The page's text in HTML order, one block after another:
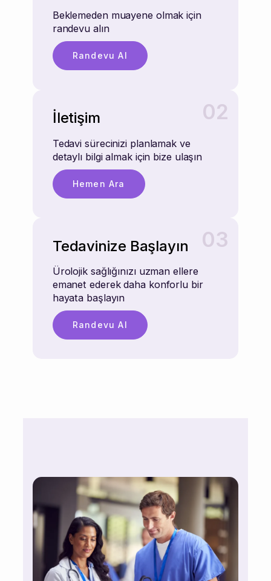
Beklemeden muayene olmak için
randevu alın
Randevu Al
02
İletişim
Tedavi sürecinizi planlamak ve
detaylı bilgi almak için bize ulaşın
Hemen Ara
03
Tedavinize Başlayın
Ürolojik sağlığınızı uzman ellere
emanet ederek daha konforlu bir
hayata başlayın
Randevu Al